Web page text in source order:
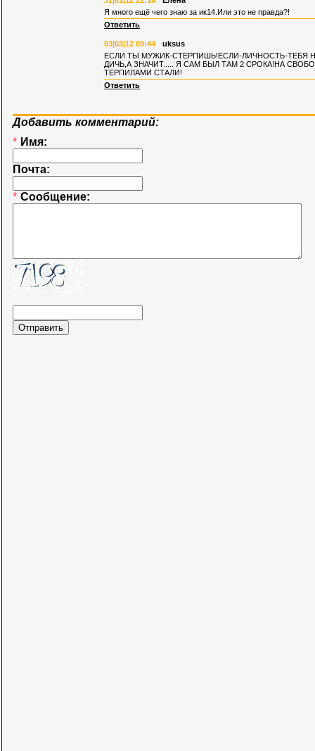
Я много ещё чего знаю за ик14.Или это не правда?!
Ответить
03|03|12 09:44
uksus
ЕСЛИ ТЫ МУЖИК-СТЕРПИШЬ!ЕСЛИ-ЛИЧНОСТЬ-ТЕБЯ
ДИЧЬ,А ЗНАЧИТ..... Я САМ БЫЛ ТАМ 2 СРОКА!НА
ТЕРПИЛАМИ СТАЛИ!
Ответить
Добавить комментарий:
* Имя:
Почта:
* Сообщение: